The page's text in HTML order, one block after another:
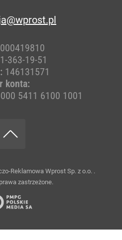
363-19-51
146131571
konta:
5411 6100 1001
Reklamowa Wprost Sp. z o.o. .
zastrzeżone.